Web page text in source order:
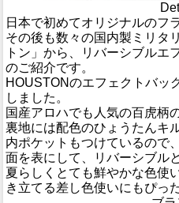
日本で初めてオリジナルのフ
その後も数々の国内製ミリタ
トン」から、リバーシブルエ
のご紹介です。
HOUSTONのエフェクトバッ
しました。
国産アロハでも人気の百虎柄
裏地には配色のひょうたんキ
内ポケットもつけているので
面を表にして、リバーシブル
夏らしくとても鮮やかな色使
き立てる差し色使いにもぴっ